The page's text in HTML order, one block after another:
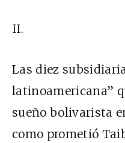
II.
Las diez
latinoamericana”
sueño bolivarista
como prometió